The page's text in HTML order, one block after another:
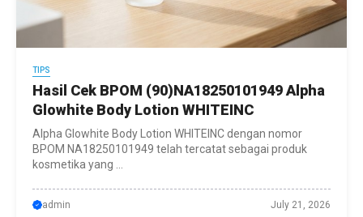
TIPS
Hasil Cek BPOM (90)NA18250101949 Alpha
Glowhite Body Lotion WHITEINC
Alpha Glowhite Body Lotion WHITEINC dengan nomor
BPOM NA18250101949 telah tercatat sebagai produk
kosmetika yang ...
admin July 21, 2026